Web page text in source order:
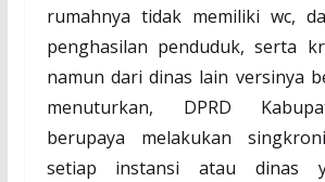
rumahnya tidak memiliki wc,
penghasilan penduduk, serta
namun dari dinas lain versinya
menuturkan, DPRD
berupaya melakukan
setiap instansi atau dinas